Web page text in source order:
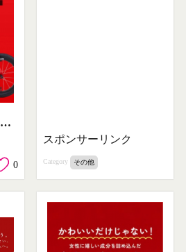
STRIDER 14x 子供用ランバイク 赤
0
スポンサーリンク
Category その他